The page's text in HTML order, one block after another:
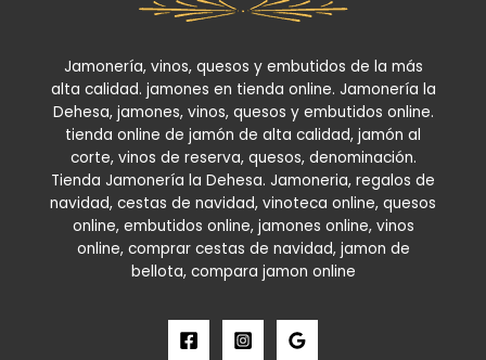
Jamonería, vinos, quesos y embutidos de la más
alta calidad. jamones en tienda online. Jamonería la
Dehesa, jamones, vinos, quesos y embutidos online.
tienda online de jamón de alta calidad, jamón al
corte, vinos de reserva, quesos, denominación.
Tienda Jamonería la Dehesa. Jamoneria, regalos de
navidad, cestas de navidad, vinoteca online, quesos
online, embutidos online, jamones online, vinos
online, comprar cestas de navidad, jamon de
bellota, compara jamon online